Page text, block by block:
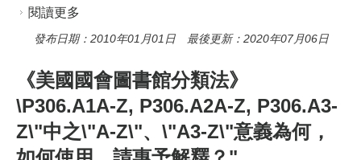
閱讀更多
館學科系出身的我們而言，一時間不知如何進
相關書籍供給我們參閱。
發布日期：2010年01月01日 最後更新：2020年07月06日
《美國國會圖書館分類法》
\P306.A1A-Z, P306.A2A-Z, P306.A3-
Z\"中之\"A-Z\"、\"A3-Z\"意義為何，